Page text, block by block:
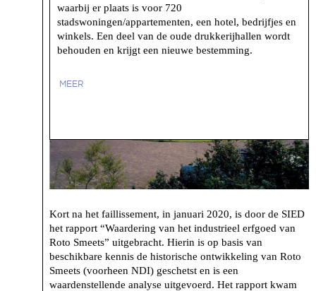
waarbij er plaats is voor 720
stadswoningen/appartementen, een hotel, bedrijfjes en
winkels. Een deel van de oude drukkerijhallen wordt
behouden en krijgt een nieuwe bestemming.
MEER
Kort na het faillissement, in januari 2020, is door de SIED
het rapport “Waardering van het industrieel erfgoed van
Roto Smeets” uitgebracht. Hierin is op basis van
beschikbare kennis de historische ontwikkeling van Roto
Smeets (voorheen NDI) geschetst en is een
waardenstellende analyse uitgevoerd. Het rapport kwam